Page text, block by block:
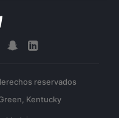
reservados